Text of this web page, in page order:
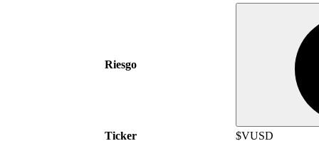
Riesgo
Ticker
$VUSD